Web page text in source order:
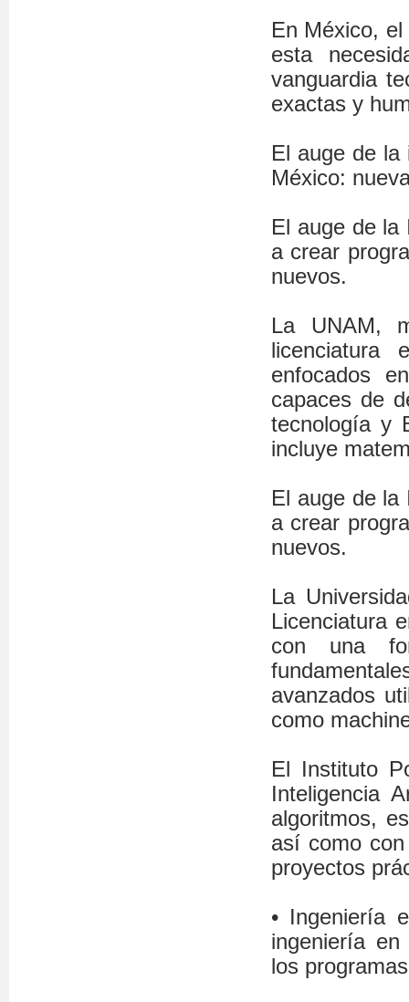
En México,
esta
vanguardia
exactas y
El auge de la
México:
El auge de la
a crear
nuevos.
La UNAM,
enfocados
capaces de
tecnología y
incluye
El auge de la
a crear
nuevos.
La
Licenciatura
con una
avanzados
como
El Instituto
Inteligencia
algoritmos,
así como
proyectos
• Ingeniería
ingeniería en
los